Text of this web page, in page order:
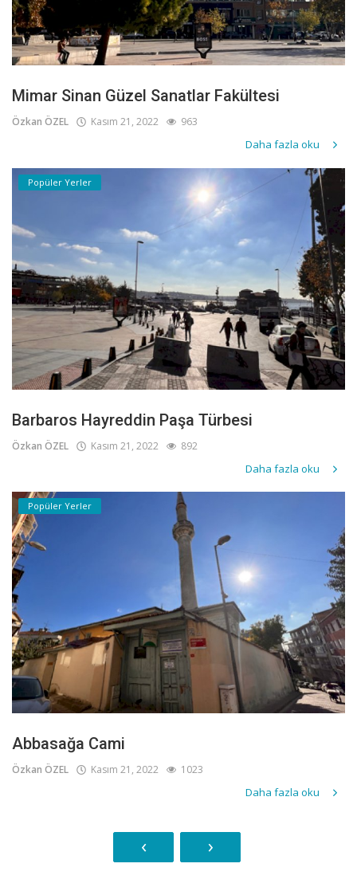
Mimar Sinan Güzel Sanatlar Fakültesi
Özkan ÖZEL Kasım 21, 2022 963
Daha fazla oku
Popüler Yerler
Barbaros Hayreddin Paşa Türbesi
Özkan ÖZEL Kasım 21, 2022 892
Daha fazla oku
Popüler Yerler
Abbasağa Cami
Özkan ÖZEL Kasım 21, 2022 1023
Daha fazla oku
‹ ›